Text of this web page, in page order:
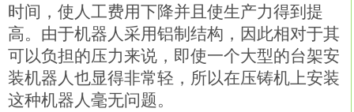
时间，使人工费用下降并且使生产力得到提
高。由于机器人采用铝制结构，因此相对于其
可以负担的压力来说，即使一个大型的台架安
装机器人也显得非常轻，所以在压铸机上安装
这种机器人毫无问题。